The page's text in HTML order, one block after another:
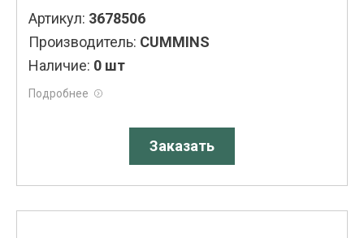
Артикул: 3678506
Производитель: CUMMINS
Наличие: 0 шт
Подробнее
Заказать